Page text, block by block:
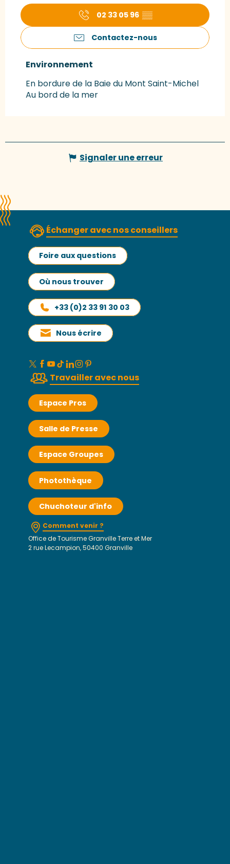
02 33 05 96 ▒▒
Contactez-nous
Environnement
Environnement
En bordure de la Baie du Mont Saint-Michel
Au bord de la mer
Signaler une erreur
Échanger avec nos conseillers
Foire aux questions
Où nous trouver
+33 (0)2 33 91 30 03
Nous écrire
Travailler avec nous
Espace Pros
Salle de Presse
Espace Groupes
Photothèque
Chuchoteur d'info
Comment venir ?
Office de Tourisme Granville Terre et Mer
2 rue Lecampion, 50400 Granville